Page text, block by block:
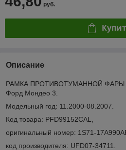
руб.
Описание
РАМКА ПРОТИВОТУМАННОЙ ФАРЫ
Форд Мондео 3.
Модельный год: 11.2000-08.2007.
Код товара: PFD99152CAL,
оригинальный номер: 1S71-
код производителя: UFD07-34711.